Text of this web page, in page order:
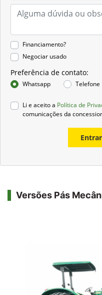
Financiamento?
Negociar usado
Preferência de contato:
Whatsapp Telefone
Li e aceito a Política de
comunicações da
Versões Pás